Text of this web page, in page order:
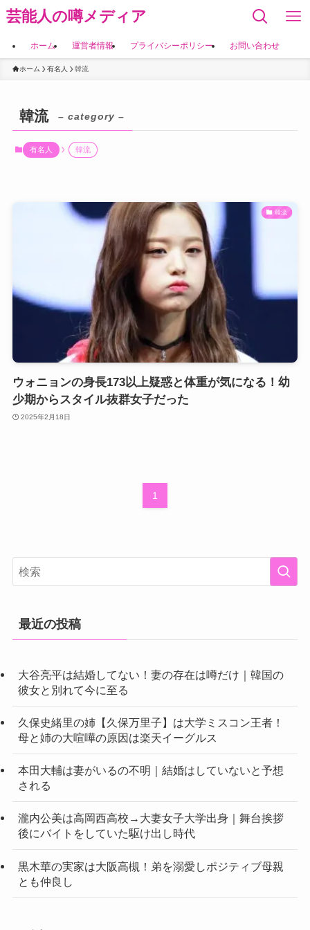
芸能人の噂メディア
ホーム 運営者情報 プライバシーポリシー お問い合わせ
ホーム 有名人 韓流
韓流 – category –
有名人 韓流
韓流
ウォニョンの身長173以上疑惑と体重が気になる！幼
少期からスタイル抜群女子だった
2025年2月18日
1
最近の投稿
大谷亮平は結婚してない！妻の存在は噂だけ｜韓国の
彼女と別れて今に至る
久保史緒里の姉【久保万里子】は大学ミスコン王者！
母と姉の大喧嘩の原因は楽天イーグルス
本田大輔は妻がいるの不明｜結婚はしていないと予想
される
瀧内公美は高岡西高校→大妻女子大学出身｜舞台挨拶
後にバイトをしていた駆け出し時代
黒木華の実家は大阪高槻！弟を溺愛しポジティブ母親
とも仲良し